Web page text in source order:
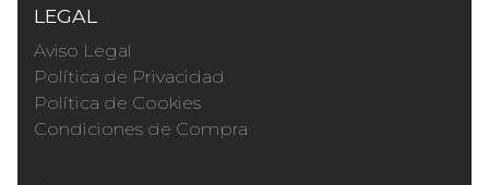
LEGAL
Aviso Legal
Política de Privacidad
Política de Cookies
Condiciones de Compra